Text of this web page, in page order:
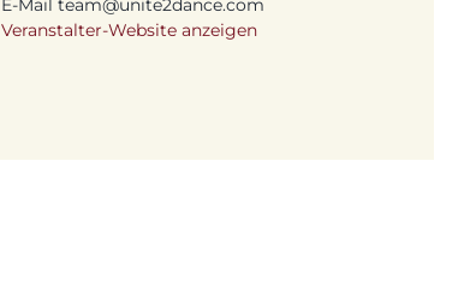
E-Mailteam@unite2dance.com
Veranstalter-Website anzeigen